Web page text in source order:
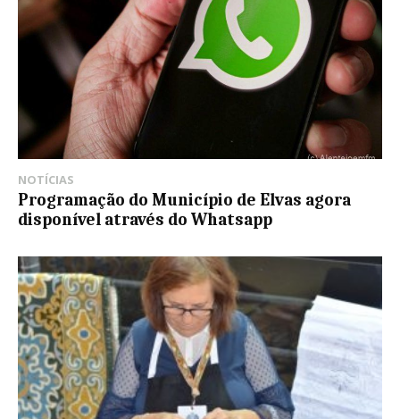
NOTÍCIAS
Programação do Município de Elvas agora
disponível através do Whatsapp